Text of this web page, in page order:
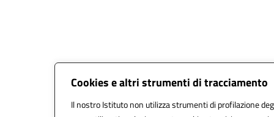
Cookies e altri strumenti di tracciamento
Il nostro Istituto non utilizza strumenti di profilazione